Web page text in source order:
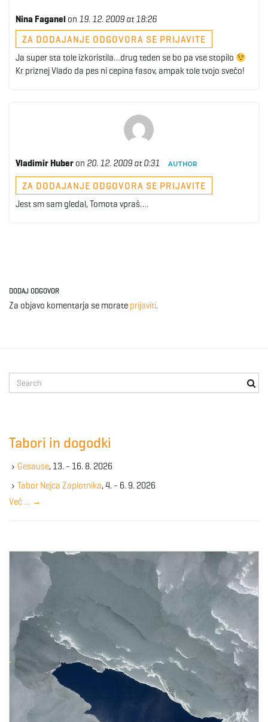
Nina Faganel on 19. 12. 2009 at 18:26
ZA DODAJANJE ODGOVORA SE PRIJAVITE
Ja super sta tole izkoristila…drug teden se bo pa vse stopilo
Kr priznej Vlado da pes ni cepina fasov, ampak tole tvojo svečo!
Vladimir Huber on 20. 12. 2009 at 0:31 AUTHOR
ZA DODAJANJE ODGOVORA SE PRIJAVITE
Jest sm sam gledal, Tomota vpraš….
DODAJ ODGOVOR
Za objavo komentarja se morate prijaviti.
e
e
y
w
r
Tabori in dogodki
Gesause, 13. - 16. 8. 2026
Tabor Nejca Zaplotnika, 4. - 6. 9. 2026
Več … →